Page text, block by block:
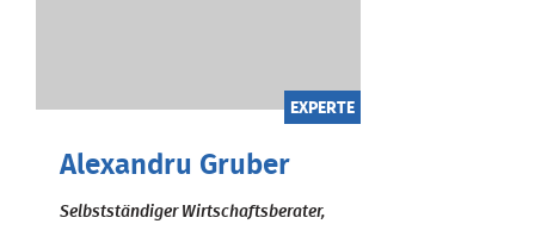
EXPERTE
Alexandru Gruber
Selbstständiger Wirtschaftsberater,